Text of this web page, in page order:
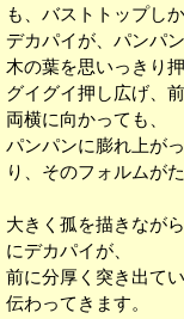
も、バストトップし
デカパイが、パンパ
木の葉を思いっきり押
グイグイ押し広げ、
両横に向かっても、
パンパンに膨れ上が
り、そのフォルムが
大きく孤を描きなが
にデカパイが、
前に分厚く突き出て
伝わってきます。